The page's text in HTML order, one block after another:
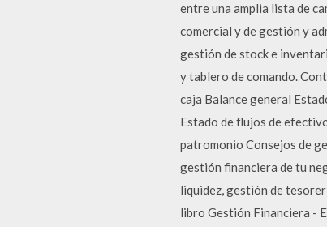
entre una amplia lista de
comercial y de gestión y
gestión de stock e
y tablero de comando.
caja Balance general
Estado de flujos de
patromonio Consejos de
gestión financiera de tu
liquidez, gestión de
libro Gestión Financiera -